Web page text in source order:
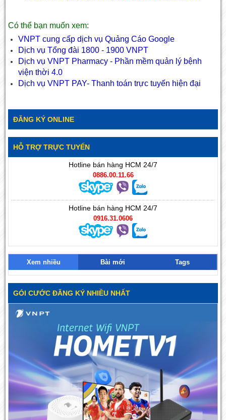
Có thể bạn muốn xem:
VNPT cung cấp dịch vụ Quảng Cáo Google
Dịch vụ Tổng đài 1800 - 1900 VNPT
Dịch vụ VNPT Pharmacy - Phần mềm quản lý bệnh
viện thời 4.0
Dịch vụ VNPT PAY- Thanh toán trực tuyến hiện đại
ĐĂNG KÝ ONLINE
HỖ TRỢ TRỰC TUYẾN
Hotline bán hàng HCM 24/7
0886.00.11.66
Hotline bán hàng HCM 24/7
0916.31.0606
Xem nhiều Bài mới Tags
GÓI CƯỚC ĐĂNG KÝ NHIỀU NHẤT